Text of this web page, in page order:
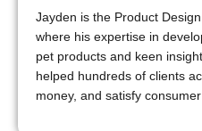
Jayden is the Product
where his expertise in
pet products and keen
helped hundreds of clients
money, and satisfy consumer